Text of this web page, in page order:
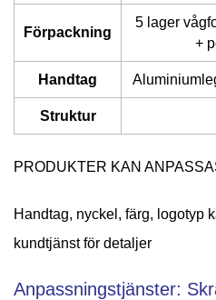
Förpackning
5 lager
+
Handtag
Struktur
PRODUKTER KAN
Handtag, nyckel, färg, logotyp
kundtjänst för detaljer
Anpassningstjänster: